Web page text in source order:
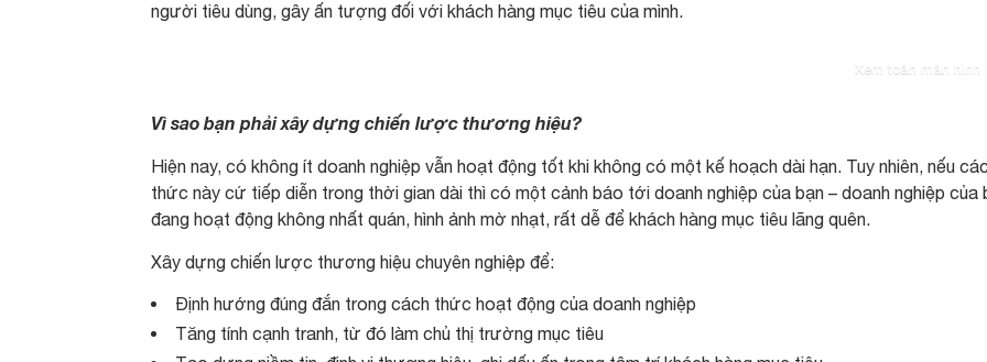
người tiêu dùng, gây ấn tượng đối với khách hàng mục tiêu của mình.
Xem toàn màn hình
Vì sao bạn phải xây dựng chiến lược thương hiệu?
Hiện nay, có không ít doanh nghiệp vẫn hoạt động tốt khi không có một kế hoạch dài hạn. Tuy nhiên, nếu
thức này cứ tiếp diễn trong thời gian dài thì có một cảnh báo tới doanh nghiệp của bạn – doanh nghiệp của
đang hoạt động không nhất quán, hình ảnh mờ nhạt, rất dễ để khách hàng mục tiêu lãng quên.
Xây dựng chiến lược thương hiệu chuyên nghiệp để:
Định hướng đúng đắn trong cách thức hoạt động của doanh nghiệp
Tăng tính cạnh tranh, từ đó làm chủ thị trường mục tiêu